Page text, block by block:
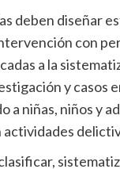
deben diseñar
con
a la
y casos
a niñas, niños y